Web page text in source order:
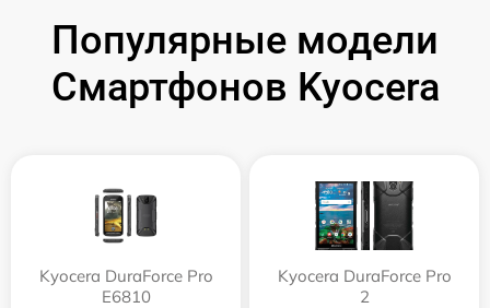
Популярные модели
Смартфонов Kyocera
Kyocera DuraForce Pro
E6810
Kyocera DuraForce Pro
2